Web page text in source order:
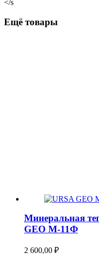
</s
Ещё товары
Минеральная
GEO М-11Ф
2 600,00 ₽